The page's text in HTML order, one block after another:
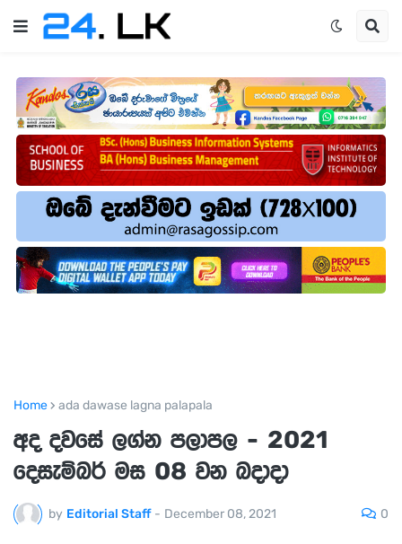
Home ada dawase lagna palapala
අද දවසේ ලග්න පලාපල - 2021
දෙසැම්බර් මස 08 වන බදාදා
by Editorial Staff - December 08, 2021 0